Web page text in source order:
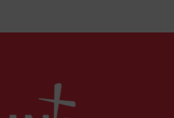
Léon XIV récemment.